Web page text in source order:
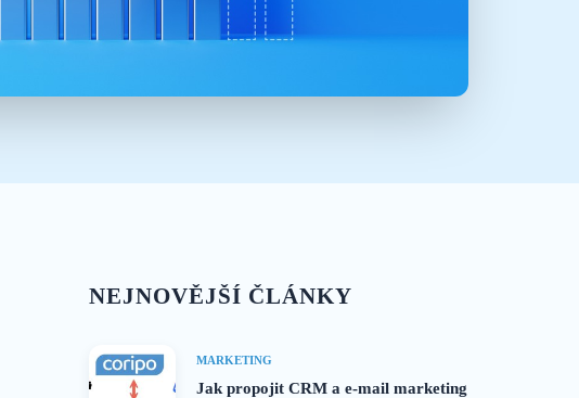
NEJNOVĚJŠÍ ČLÁNKY
MARKETING
Jak propojit CRM a e-mail marketing